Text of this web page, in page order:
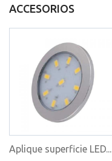
ACCESORIOS
Aplique superficie LED...